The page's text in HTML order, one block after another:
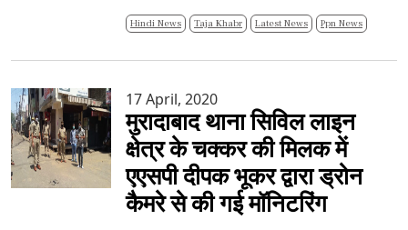
Hindi News Taja Khabr Latest News Ppn News
17 April, 2020
मुरादाबाद थाना सिविल लाइन
क्षेत्र के चक्कर की मिलक में
एएसपी दीपक भूकर द्वारा ड्रोन
कैमरे से की गई मॉनिटरिंग